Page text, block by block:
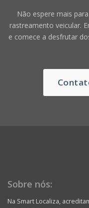
Não espere mais
rastreamento veicular.
e comece a desfrutar
Sobre nós:
Na Smart Localiza,